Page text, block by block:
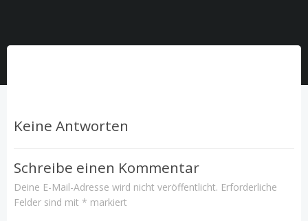
Keine Antworten
Schreibe einen Kommentar
Deine E-Mail-Adresse wird nicht veröffentlicht. Erforderliche
Felder sind mit * markiert